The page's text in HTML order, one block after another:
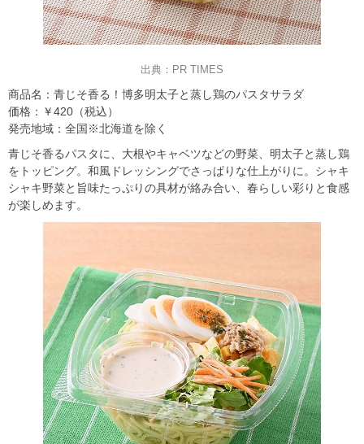
出典：PR TIMES
商品名：青じそ香る！博多明太子と蒸し鶏のパスタサラダ
価格：￥420（税込）
発売地域：全国※北海道を除く
青じそ香るパスタに、大根やキャベツなどの野菜、明太子と蒸し鶏
をトッピング。和風ドレッシングでさっぱりな仕上がりに。シャキ
シャキ野菜と旨味たっぷりの具材が絡み合い、春らしい彩りと食感
が楽しめます。